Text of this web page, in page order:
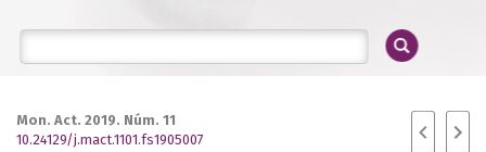
Mon. Act. 2019. Núm. 11
10.24129/j.mact.1101.fs1905007